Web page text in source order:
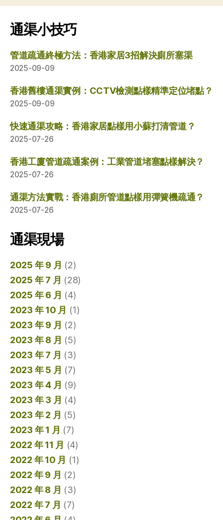
通渠小技巧
管道疏通終極方法：香港家居3招解決廁所塞渠
2025-09-09
香港舊樓通渠實例：CCTV檢測點樣精準定位堵點？
2025-09-09
快速通渠攻略：香港家居點樣用小蘇打清管道？
2025-07-26
香港工廈管道疏通案例：工業管道堵塞點樣解決？
2025-07-26
通渠方法實戰：香港廁所管道點樣用彈簧機疏通？
2025-07-26
通渠現場
2025 年 9 月 (2)
2025 年 7 月 (28)
2025 年 6 月 (4)
2023 年 10 月 (1)
2023 年 9 月 (2)
2023 年 8 月 (5)
2023 年 7 月 (3)
2023 年 5 月 (7)
2023 年 4 月 (9)
2023 年 3 月 (4)
2023 年 2 月 (5)
2023 年 1 月 (7)
2022 年 11 月 (4)
2022 年 10 月 (1)
2022 年 9 月 (2)
2022 年 8 月 (3)
2022 年 7 月 (7)